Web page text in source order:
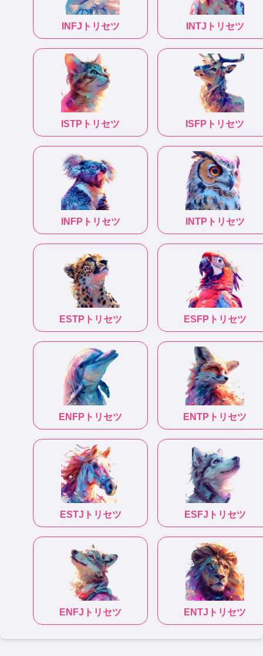
INFJ トリセツ INTJ トリセツ
ISTP トリセツ ISFP トリセツ
INFP トリセツ INTP トリセツ
ESTP トリセツ ESFP トリセツ
ENFP トリセツ ENTP トリセツ
ESTJ トリセツ ESFJ トリセツ
ENFJ トリセツ ENTJ トリセツ